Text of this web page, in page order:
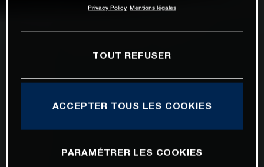
Privacy Policy Mentions légales
TOUT REFUSER
ACCEPTER TOUS LES COOKIES
PARAMÉTRER LES COOKIES